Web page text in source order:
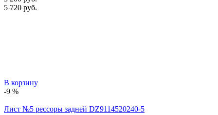
5 720 руб.
В корзину
-9 %
Лист №5 рессоры задней DZ9114520240-5